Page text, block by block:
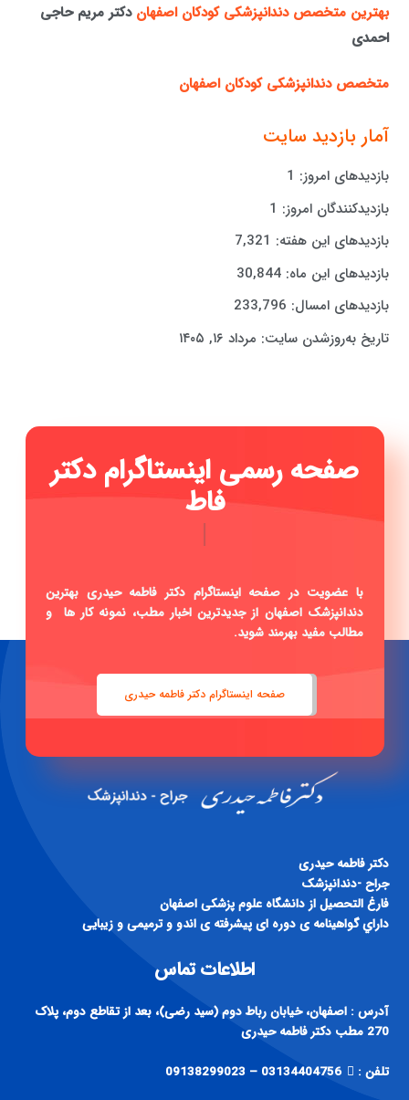
بهترین متخصص دندانپزشکی کودکان اصفهان دکتر مریم حاجی
احمدی
متخصص دندانپزشکی کودکان اصفهان
آمار بازدید سایت
بازدیدهای امروز: 1
بازدیدکنندگان امروز: 1
بازدیدهای این هفته: 7,321
بازدیدهای این ماه:30,844
بازدیدهای امسال: 233,796
تاریخ به‌روزشدن سایت: مرداد ۱۶, ۱۴۰۵
صفحه رسمی اینستاگرام دکتر
فاطمه حیدری
|
با عضویت در صفحه اینستاگرام دکتر فاطمه حیدری بهترین
دندانپزشک اصفهان از جدیدترین اخبار مطب، نمونه کار ها و
مطالب مفید بهرمند شوید.
صفحه اینستاگرام دکتر فاطمه حیدری
دكتر فاطمه حيدری
جراح -دندانپزشک
فارغ التحصيل از دانشگاه علوم پزشكی اصفهان
داراي گواهينامه ی دوره ای پيشرفته ی اندو و ترميمی و زيبايی
اطلاعات تماس
آدرس : اصفهان، خیابان رباط دوم (سید رضی)، بعد از تقاطع دوم، پلاک
270 مطب دکتر فاطمه حیدری
تلفن : 03134404756 – 09138299023